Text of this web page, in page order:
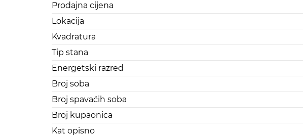
Prodajna cijena
Lokacija
Kvadratura
Tip stana
Energetski razred
Broj soba
Broj spavaćih soba
Broj kupaonica
Kat opisno